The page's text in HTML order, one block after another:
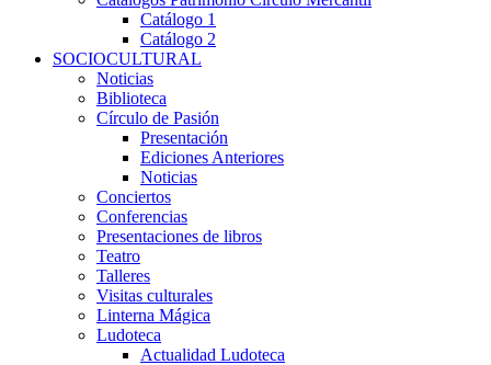
Catálogo 1
Catálogo 2
SOCIOCULTURAL
Noticias
Biblioteca
Círculo de Pasión
Presentación
Ediciones Anteriores
Noticias
Conciertos
Conferencias
Presentaciones de libros
Teatro
Talleres
Visitas culturales
Linterna Mágica
Ludoteca
Actualidad Ludoteca